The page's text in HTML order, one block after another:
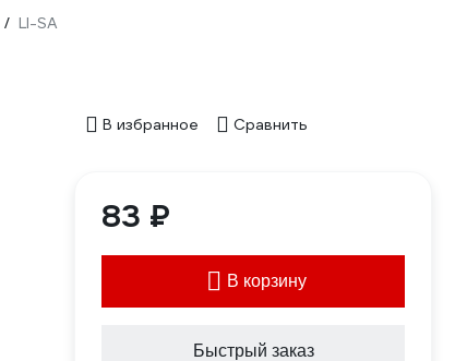
/ LI-SA
В избранное Сравнить
83 ₽
В корзину
Быстрый заказ